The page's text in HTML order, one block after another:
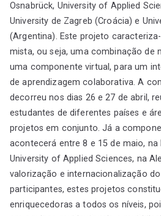
Osnabrück, University of Applied
University de Zagreb (Croácia) e
(Argentina). Este projeto
mista, ou seja, uma combinação de
uma componente virtual, para um
de aprendizagem colaborativa. A
decorreu nos dias 26 e 27 de abril,
estudantes de diferentes países e
projetos em conjunto. Já a
acontecerá entre 8 e 15 de maio, na
University of Applied Sciences, na
valorização e internacionalização
participantes, estes projetos
enriquecedoras a todos os níveis,